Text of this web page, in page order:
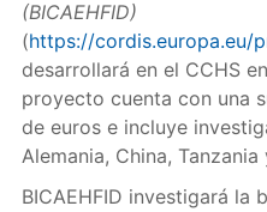
(BICAEHFID)
(https://cordis.europa.eu/
desarrollará en el CCHS
proyecto cuenta con una
de euros e incluye
Alemania, China, Tanzania
BICAEHFID investigará